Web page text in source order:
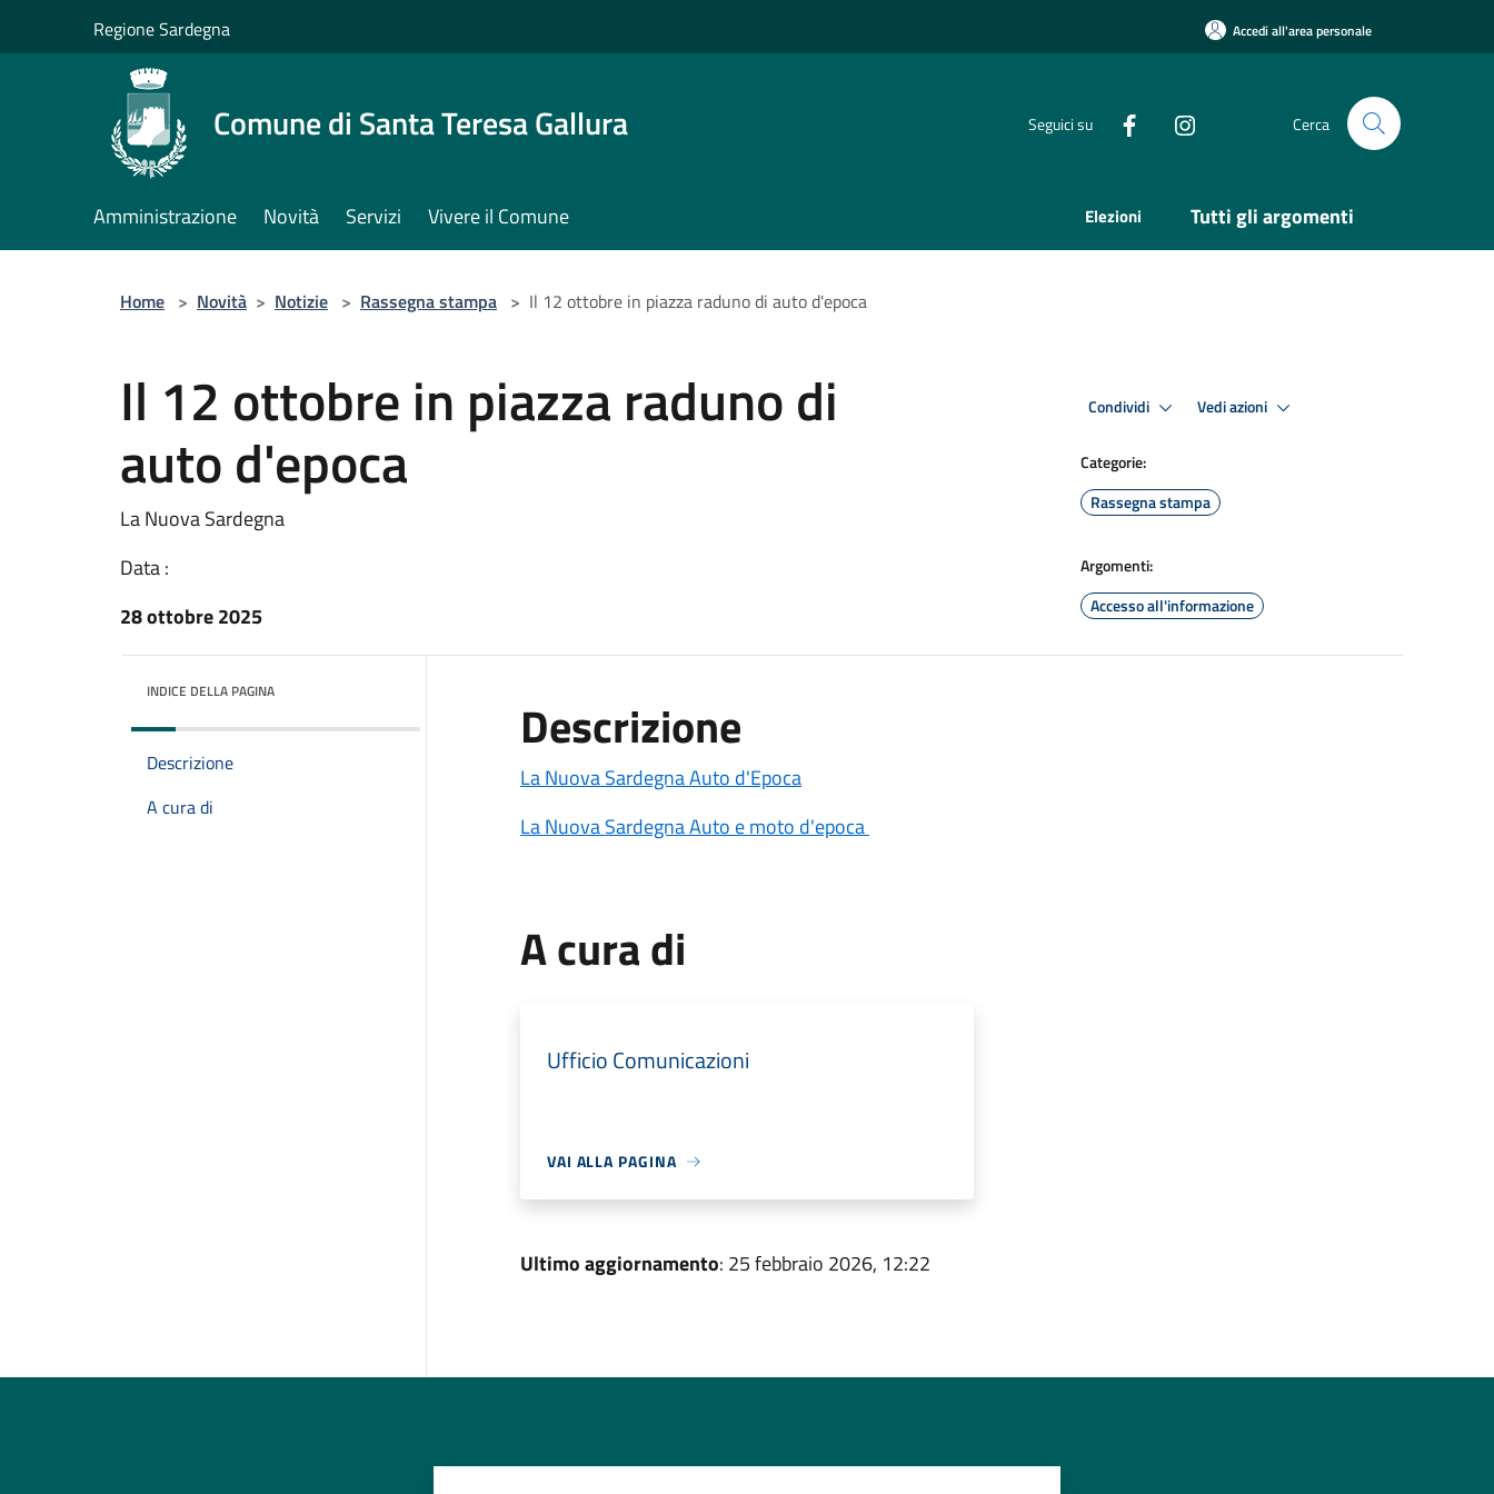
Regione Sardegna Accedi all'area personale
Comune di Santa Teresa Gallura Seguici su Cerca
Amministrazione Novità Servizi Vivere il Comune Elezioni Tutti gli argomenti
Home > Novità > Notizie > Rassegna stampa > Il 12 ottobre in piazza raduno di auto d'epoca
Il 12 ottobre in piazza raduno di
auto d'epoca
La Nuova Sardegna
Data :
28 ottobre 2025
Condividi Vedi azioni
Categorie:
Rassegna stampa
Argomenti:
Accesso all'informazione
INDICE DELLA PAGINA
Descrizione
A cura di
Descrizione
La Nuova Sardegna Auto d'Epoca
La Nuova Sardegna Auto e moto d'epoca
A cura di
Ufficio Comunicazioni
VAI ALLA PAGINA
Ultimo aggiornamento: 25 febbraio 2026, 12:22